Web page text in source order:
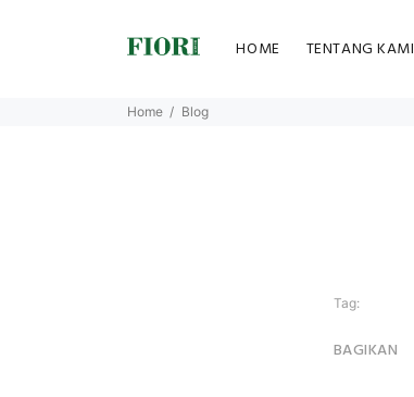
HOME TENTANG KAMI
Home Blog
Tag:
BAGIKAN